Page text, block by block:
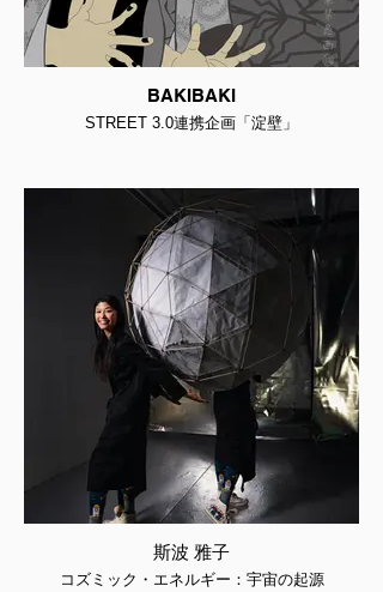
BAKIBAKI
STREET 3.0連携企画「淀壁」
斯波 雅子
コズミック・エネルギー：宇宙の起源